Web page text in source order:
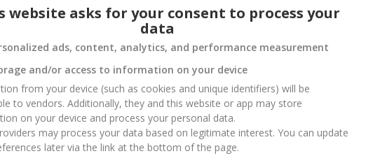
було чудово.
11.01.2026
допомогли все підібрати, чудовий сервіс.
21.06.2025
website asks for your consent to process your
data
ads, content, analytics, and performance measurement
and/or access to information on your device
from your device (such as cookies and unique identifiers) will be
to vendors. Additionally, they and this website or app may store
on your device and process your personal data.
may process your data based on legitimate interest. You can update
later via the link at the bottom of the page.